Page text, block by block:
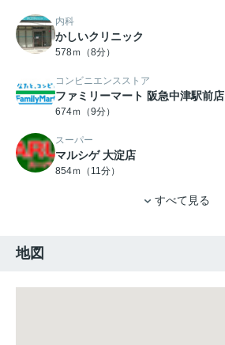
内科
かしいクリニック
578ｍ（8分）
コンビニエンスストア
ファミリーマート 阪急中津駅前店
674ｍ（9分）
スーパー
マルシゲ 大淀店
854ｍ（11分）
すべて見る
地図